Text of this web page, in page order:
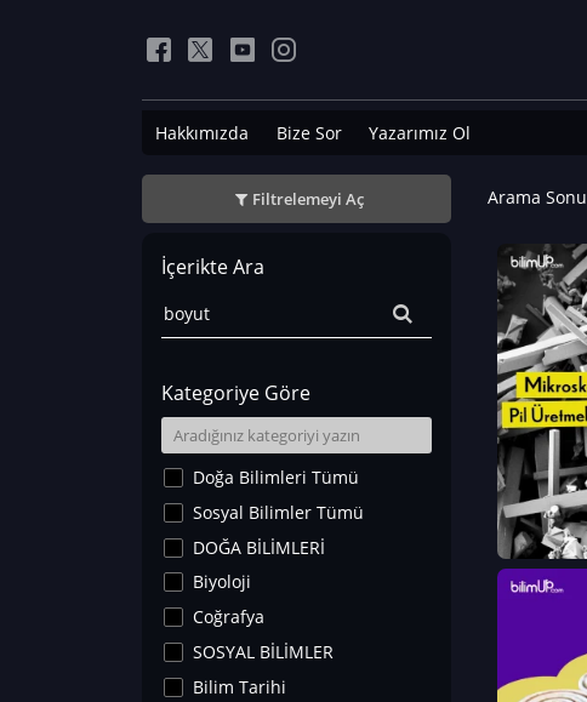
Hakkımızda Bize Sor Yazarımız Ol
Filtrelemeyi Aç
İçerikte Ara
Kategoriye Göre
Doğa Bilimleri Tümü
Sosyal Bilimler Tümü
DOĞA BİLİMLERİ
Biyoloji
Coğrafya
SOSYAL BİLİMLER
Bilim Tarihi
Arama